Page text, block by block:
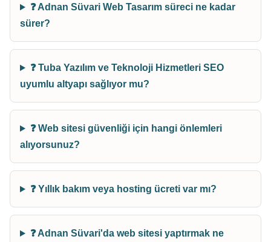
❓ Adnan Süvari Web Tasarım süreci ne kadar
sürer?
❓ Tuba Yazılım ve Teknoloji Hizmetleri SEO
uyumlu altyapı sağlıyor mu?
❓ Web sitesi güvenliği için hangi önlemleri
alıyorsunuz?
❓ Yıllık bakım veya hosting ücreti var mı?
❓ Adnan Süvari'da web sitesi yaptırmak ne